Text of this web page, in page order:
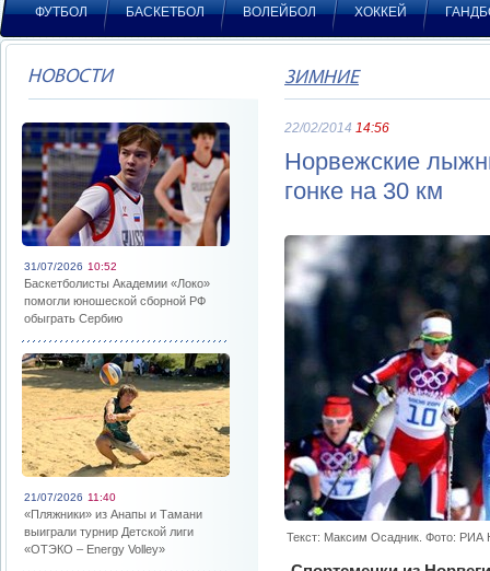
ФУТБОЛ БАСКЕТБОЛ ВОЛЕЙБОЛ ХОККЕЙ
НОВОСТИ
31/07/2026 10:52
Баскетболисты Академии «Локо»
помогли юношеской сборной РФ
обыграть Сербию
21/07/2026 11:40
«Пляжники» из Анапы и Тамани
выиграли турнир Детской лиги
«ОТЭКО – Energy Volley»
ЗИМНИЕ
22/02/2014 14:56
Норвежские
гонке на 30 км
Текст: Максим Осадник. Фото: РИА